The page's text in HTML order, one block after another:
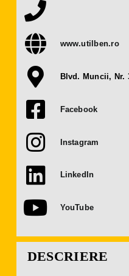
Presă
Contact
OBȚINE BILET
www.utilben.ro
Blvd. Muncii, Nr.
Facebook
Instagram
LinkedIn
YouTube
DESCRIERE